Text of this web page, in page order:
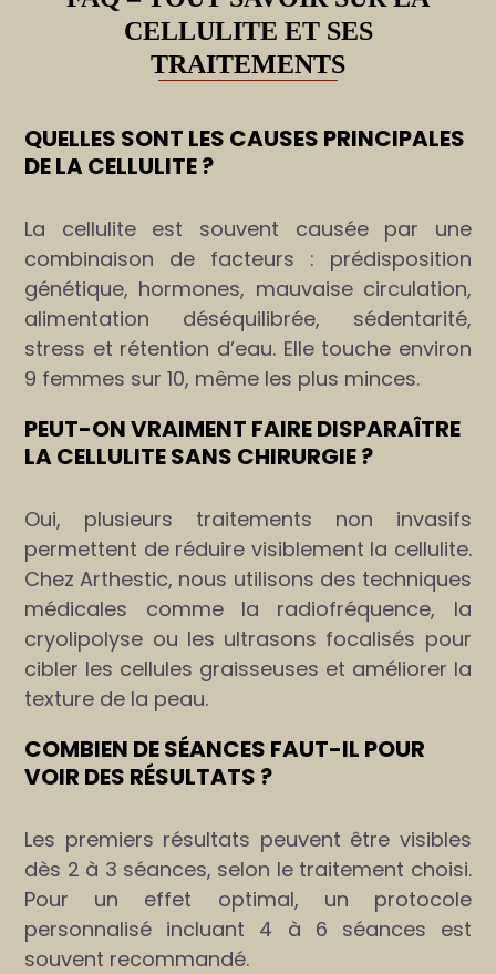
slide
CELLULITE ET SES
TRAITEMENTS
QUELLES SONT LES CAUSES PRINCIPALES
DE LA CELLULITE ?
La cellulite est souvent causée par une
combinaison de facteurs : prédisposition
génétique, hormones, mauvaise circulation,
alimentation déséquilibrée, sédentarité,
stress et rétention d’eau. Elle touche environ
9 femmes sur 10, même les plus minces.
PEUT-ON VRAIMENT FAIRE DISPARAÎTRE
LA CELLULITE SANS CHIRURGIE ?
Oui, plusieurs traitements non invasifs
permettent de réduire visiblement la cellulite.
Chez Arthestic, nous utilisons des techniques
médicales comme la radiofréquence, la
cryolipolyse ou les ultrasons focalisés pour
cibler les cellules graisseuses et améliorer la
texture de la peau.
COMBIEN DE SÉANCES FAUT-IL POUR
VOIR DES RÉSULTATS ?
Les premiers résultats peuvent être visibles
dès 2 à 3 séances, selon le traitement choisi.
Pour un effet optimal, un protocole
personnalisé incluant 4 à 6 séances est
souvent recommandé.